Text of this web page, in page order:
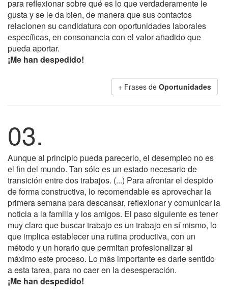
para reflexionar sobre qué es lo que verdaderamente le
gusta y se le da bien, de manera que sus contactos
relacionen su candidatura con oportunidades laborales
específicas, en consonancia con el valor añadido que
pueda aportar.
¡Me han despedido!
+ Frases de Oportunidades
03.
Aunque al principio pueda parecerlo, el desempleo no es
el fin del mundo. Tan sólo es un estado necesario de
transición entre dos trabajos. (...) Para afrontar el despido
de forma constructiva, lo recomendable es aprovechar la
primera semana para descansar, reflexionar y comunicar la
noticia a la familia y los amigos. El paso siguiente es tener
muy claro que buscar trabajo es un trabajo en sí mismo, lo
que implica establecer una rutina productiva, con un
método y un horario que permitan profesionalizar al
máximo este proceso. Lo más importante es darle sentido
a esta tarea, para no caer en la desesperación.
¡Me han despedido!